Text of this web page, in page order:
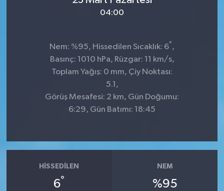
04:00
Nem: %95, Hissedilen Sıcaklık: 6° ,
Basınç: 1010 hPa, Rüzgar: 11 km/s,
Toplam Yağış: 0 mm, Çiy Noktası:
5.1,
Görüş Mesafesi: 2 km, Gün Doğumu:
6:29, Gün Batımı: 18:45
HISSEDILEN
6°
NEM
%95